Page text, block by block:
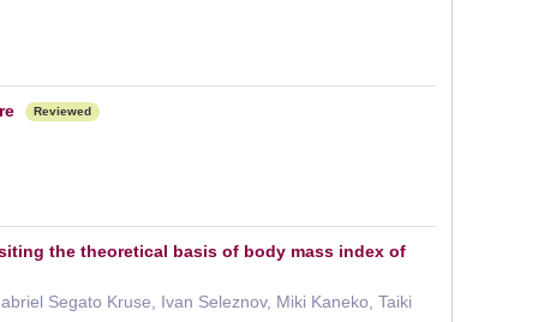
Reviewed
the theoretical basis of body mass index of
Segato Kruse, Ivan Seleznov, Miki Kaneko, Taiki